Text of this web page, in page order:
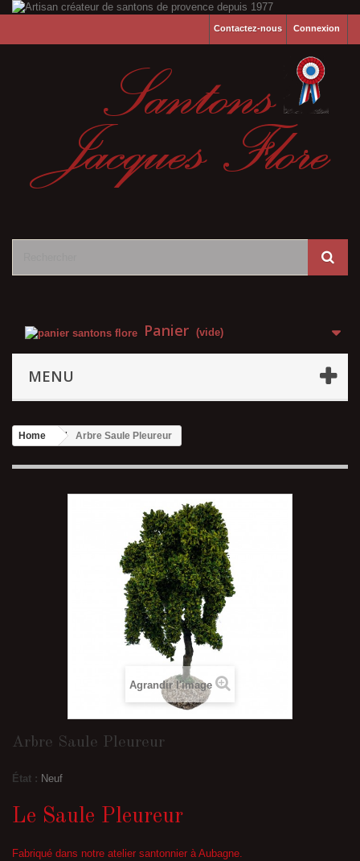
Connexion
Contactez-nous
Panier (vide)
MENU
Home Arbre Saule Pleureur
Agrandir l'image
Arbre Saule Pleureur
État : Neuf
Le Saule Pleureur
Fabriqué dans notre atelier santonnier à Aubagne.